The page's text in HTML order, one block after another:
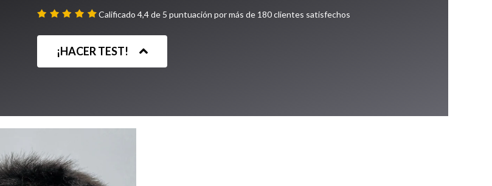
Calificado 4,4 de 5 puntuación por más de 180 clientes satisfechos
¡HACER TEST!